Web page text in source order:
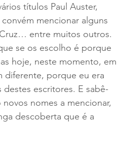
títulos Paul Auster,
mencionar alguns
entre muitos outros.
se os escolho é porque
hoje, neste momento, em
diferente, porque eu era
escritores. E sabê-
nomes a mencionar,
descoberta que é a